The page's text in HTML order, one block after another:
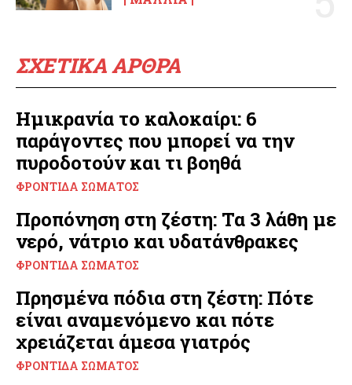
ΣΧΕΤΙΚΑ ΑΡΘΡΑ
Ημικρανία το καλοκαίρι: 6
παράγοντες που μπορεί να την
πυροδοτούν και τι βοηθά
ΦΡΟΝΤΊΔΑ ΣΏΜΑΤΟΣ
Προπόνηση στη ζέστη: Τα 3 λάθη με
νερό, νάτριο και υδατάνθρακες
ΦΡΟΝΤΊΔΑ ΣΏΜΑΤΟΣ
Πρησμένα πόδια στη ζέστη: Πότε
είναι αναμενόμενο και πότε
χρειάζεται άμεσα γιατρός
ΦΡΟΝΤΊΔΑ ΣΏΜΑΤΟΣ